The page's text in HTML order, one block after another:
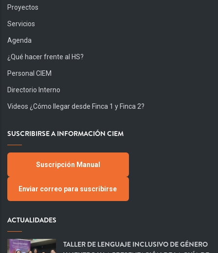
Proyectos
Servicios
Agenda
¿Qué hacer frente al HS?
Personal CIEM
Directorio Interno
Videos ¿Cómo llegar desde Finca 1 y Finca 2?
SUSCRIBIRSE A INFORMACIÓN CIEM
Suscripción Manual
Enviar correo para suscribirse
ACTUALIDADES
TALLER DE LENGUAJE INCLUSIVO DE GÉNERO